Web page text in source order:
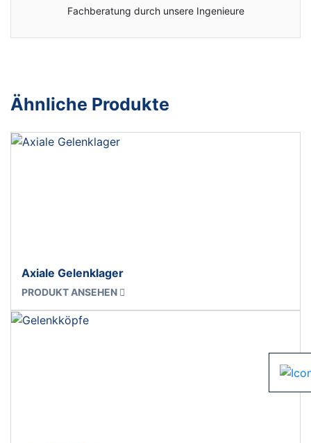
Fachberatung durch unsere Ingenieure
Ähnliche Produkte
Axiale Gelenklager
PRODUKT ANSEHEN